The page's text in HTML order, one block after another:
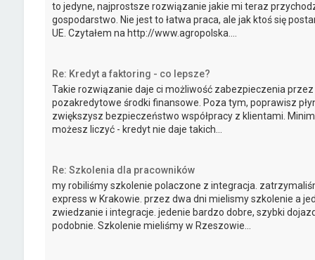
to jedyne, najprostsze rozwiązanie jakie mi teraz
gospodarstwo. Nie jest to łatwa praca, ale jak ktoś się
UE. Czytałem na http://www.agropolska....
Re: Kredyt a faktoring - co lepsze?
Takie rozwiązanie daje ci możliwość zabezpieczenia
pozakredytowe środki finansowe. Poza tym, poprawisz
zwiększysz bezpieczeństwo współpracy z klientami.
możesz liczyć - kredyt nie daje takich...
Re: Szkolenia dla pracowników
my robiliśmy szkolenie polaczone z integracja.
express w Krakowie. przez dwa dni mielismy szkolenie a
zwiedzanie i integracje. jedenie bardzo dobre, szybki
podobnie. Szkolenie mieliśmy w Rzeszowie...